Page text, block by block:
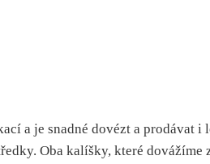
a je snadné dovézt a prodávat i
Oba kalíšky, které